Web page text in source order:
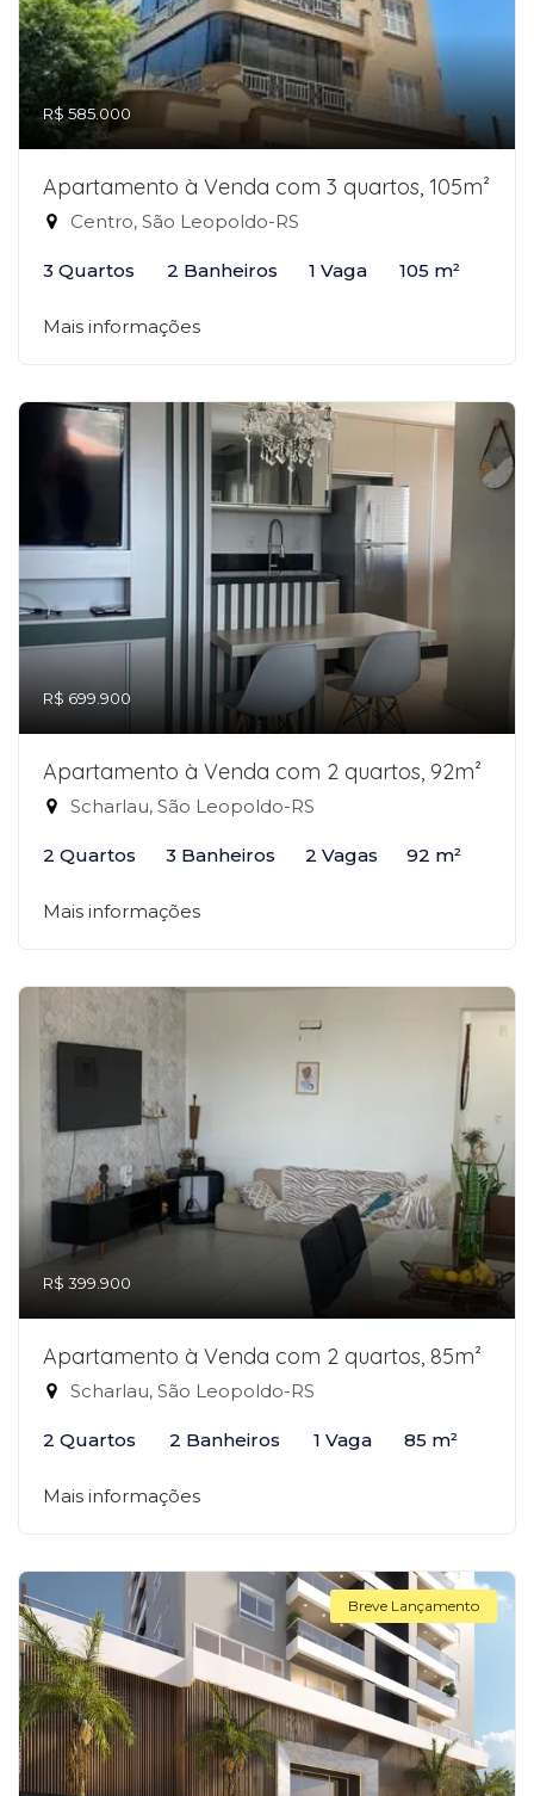
R$ 585.000
Apartamento à Venda com 3 quartos, 105m²
Centro, São Leopoldo-RS
3 Quartos 2 Banheiros 1 Vaga 105 m²
Mais informações
R$ 699.900
Apartamento à Venda com 2 quartos, 92m²
Scharlau, São Leopoldo-RS
2 Quartos 3 Banheiros 2 Vagas 92 m²
Mais informações
R$ 399.900
Apartamento à Venda com 2 quartos, 85m²
Scharlau, São Leopoldo-RS
2 Quartos 2 Banheiros 1 Vaga 85 m²
Mais informações
Breve Lançamento